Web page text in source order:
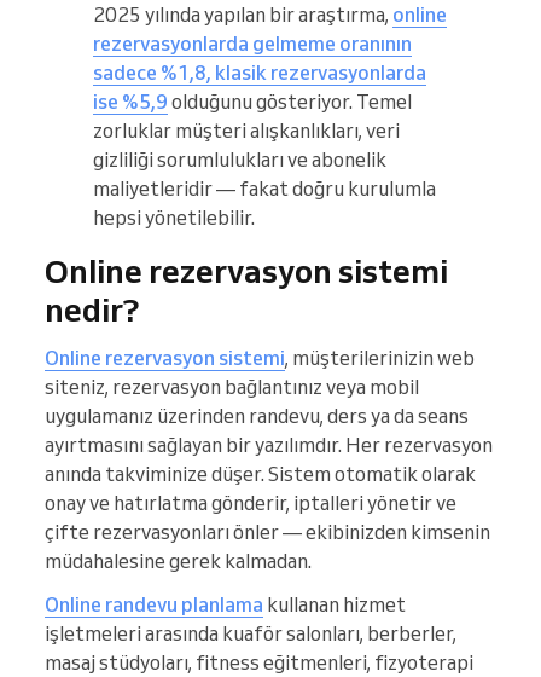
2025 yılında yapılan bir araştırma, online
rezervasyonlarda gelmeme oranının
sadece %1,8, klasik rezervasyonlarda
ise %5,9 olduğunu gösteriyor. Temel
zorluklar müşteri alışkanlıkları, veri
gizliliği sorumlulukları ve abonelik
maliyetleridir — fakat doğru kurulumla
hepsi yönetilebilir.
Online rezervasyon sistemi
nedir?
Online rezervasyon sistemi, müşterilerinizin web
siteniz, rezervasyon bağlantınız veya mobil
uygulamanız üzerinden randevu, ders ya da seans
ayırtmasını sağlayan bir yazılımdır. Her rezervasyon
anında takviminize düşer. Sistem otomatik olarak
onay ve hatırlatma gönderir, iptalleri yönetir ve
çifte rezervasyonları önler — ekibinizden kimsenin
müdahalesine gerek kalmadan.
Online randevu planlama kullanan hizmet
işletmeleri arasında kuaför salonları, berberler,
masaj stüdyoları, fitness eğitmenleri, fizyoterapi